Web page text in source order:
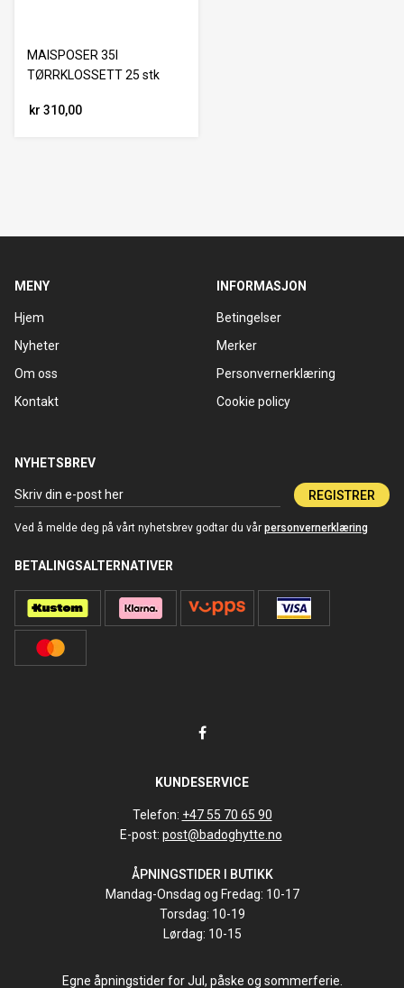
MAISPOSER 35l
TØRRKLOSSETT 25 stk
kr 310,00
MENY
Hjem
Nyheter
Om oss
Kontakt
INFORMASJON
Betingelser
Merker
Personvernerklæring
Cookie policy
NYHETSBREV
REGISTRER
Ved å melde deg på vårt nyhetsbrev godtar du vår personvernerklæring
BETALINGSALTERNATIVER
KUNDESERVICE
Telefon: +47 55 70 65 90
E-post: post@badoghytte.no
ÅPNINGSTIDER I BUTIKK
Mandag-Onsdag og Fredag: 10-17
Torsdag: 10-19
Lørdag: 10-15
Egne åpningstider for Jul, påske og sommerferie.